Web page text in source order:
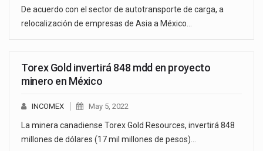
De acuerdo con el sector de autotransporte de carga, a
relocalización de empresas de Asia a México…
Torex Gold invertirá 848 mdd en proyecto
minero en México
INCOMEX May 5, 2022
La minera canadiense Torex Gold Resources, invertirá 848
millones de dólares (17 mil millones de pesos)…